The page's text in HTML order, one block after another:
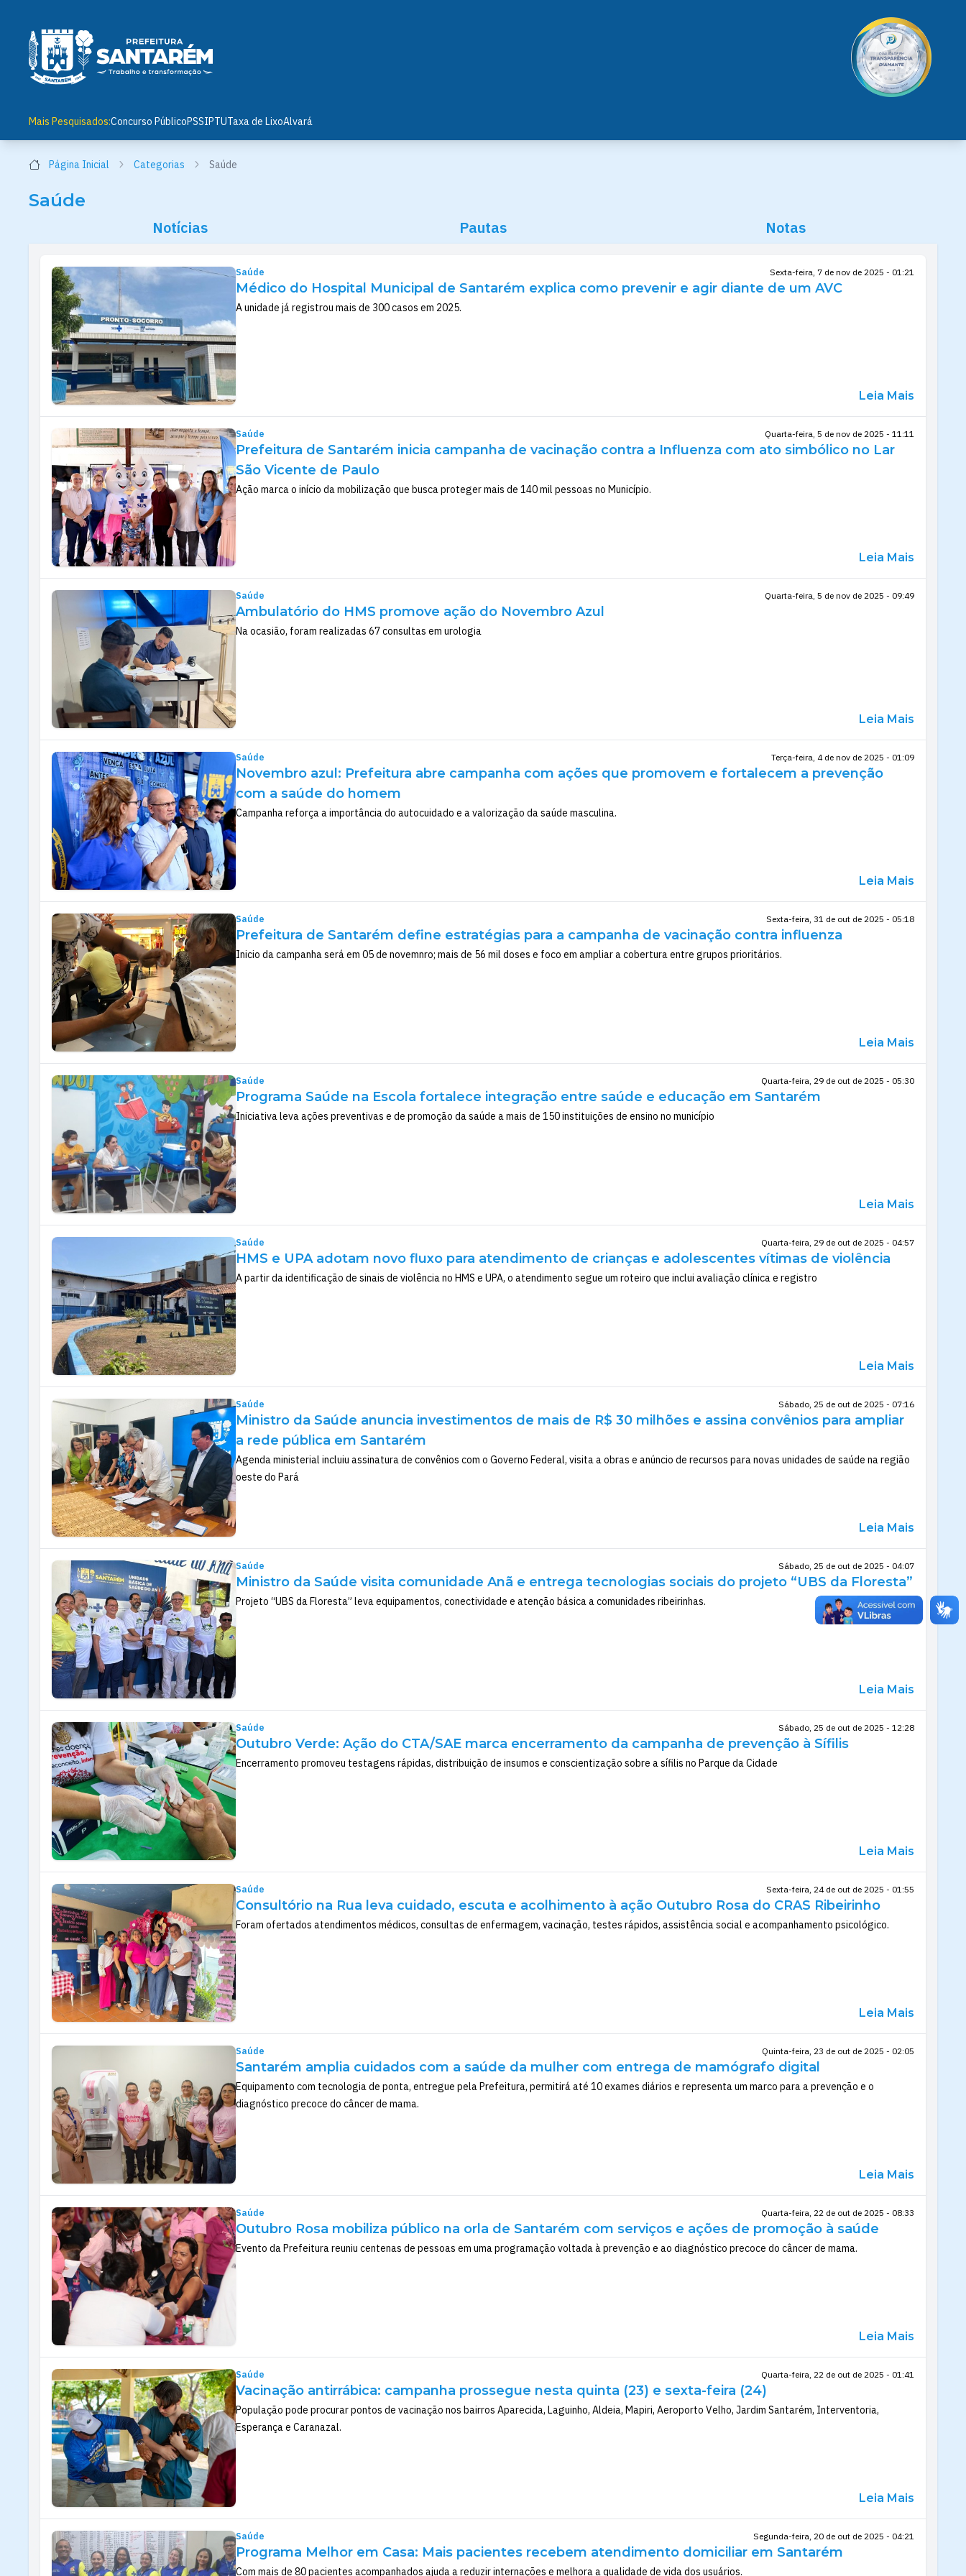
Mais Pesquisados:Concurso PúblicoPSSIPTUTaxa de LixoAlvará
Página Inicial Categorias Saúde
Saúde
Notícias Pautas Notas
Saúde Sexta-feira, 7 de nov de 2025 - 01:21
Médico do Hospital Municipal de Santarém explica como prevenir e agir diante de um AVC
A unidade já registrou mais de 300 casos em 2025.
Leia Mais
Saúde Quarta-feira, 5 de nov de 2025 - 11:11
Prefeitura de Santarém inicia campanha de vacinação contra a Influenza com ato simbólico no Lar
São Vicente de Paulo
Ação marca o início da mobilização que busca proteger mais de 140 mil pessoas no Município.
Leia Mais
Saúde Quarta-feira, 5 de nov de 2025 - 09:49
Ambulatório do HMS promove ação do Novembro Azul
Na ocasião, foram realizadas 67 consultas em urologia
Leia Mais
Saúde Terça-feira, 4 de nov de 2025 - 01:09
Novembro azul: Prefeitura abre campanha com ações que promovem e fortalecem a prevenção
com a saúde do homem
Campanha reforça a importância do autocuidado e a valorização da saúde masculina.
Leia Mais
Saúde Sexta-feira, 31 de out de 2025 - 05:18
Prefeitura de Santarém define estratégias para a campanha de vacinação contra influenza
Inicio da campanha será em 05 de novemnro; mais de 56 mil doses e foco em ampliar a cobertura entre grupos prioritários.
Leia Mais
Saúde Quarta-feira, 29 de out de 2025 - 05:30
Programa Saúde na Escola fortalece integração entre saúde e educação em Santarém
Iniciativa leva ações preventivas e de promoção da saúde a mais de 150 instituições de ensino no município
Leia Mais
Saúde Quarta-feira, 29 de out de 2025 - 04:57
HMS e UPA adotam novo fluxo para atendimento de crianças e adolescentes vítimas de violência
A partir da identificação de sinais de violência no HMS e UPA, o atendimento segue um roteiro que inclui avaliação clínica e registro
Leia Mais
Saúde Sábado, 25 de out de 2025 - 07:16
Ministro da Saúde anuncia investimentos de mais de R$ 30 milhões e assina convênios para ampliar
a rede pública em Santarém
Agenda ministerial incluiu assinatura de convênios com o Governo Federal, visita a obras e anúncio de recursos para novas unidades de saúde na região
oeste do Pará
Leia Mais
Saúde Sábado, 25 de out de 2025 - 04:07
Ministro da Saúde visita comunidade Anã e entrega tecnologias sociais do projeto “UBS da Floresta”
Projeto “UBS da Floresta” leva equipamentos, conectividade e atenção básica a comunidades ribeirinhas.
Leia Mais
Saúde Sábado, 25 de out de 2025 - 12:28
Outubro Verde: Ação do CTA/SAE marca encerramento da campanha de prevenção à Sífilis
Encerramento promoveu testagens rápidas, distribuição de insumos e conscientização sobre a sífilis no Parque da Cidade
Leia Mais
Saúde Sexta-feira, 24 de out de 2025 - 01:55
Consultório na Rua leva cuidado, escuta e acolhimento à ação Outubro Rosa do CRAS Ribeirinho
Foram ofertados atendimentos médicos, consultas de enfermagem, vacinação, testes rápidos, assistência social e acompanhamento psicológico.
Leia Mais
Saúde Quinta-feira, 23 de out de 2025 - 02:05
Santarém amplia cuidados com a saúde da mulher com entrega de mamógrafo digital
Equipamento com tecnologia de ponta, entregue pela Prefeitura, permitirá até 10 exames diários e representa um marco para a prevenção e o
diagnóstico precoce do câncer de mama.
Leia Mais
Saúde Quarta-feira, 22 de out de 2025 - 08:33
Outubro Rosa mobiliza público na orla de Santarém com serviços e ações de promoção à saúde
Evento da Prefeitura reuniu centenas de pessoas em uma programação voltada à prevenção e ao diagnóstico precoce do câncer de mama.
Leia Mais
Saúde Quarta-feira, 22 de out de 2025 - 01:41
Vacinação antirrábica: campanha prossegue nesta quinta (23) e sexta-feira (24)
População pode procurar pontos de vacinação nos bairros Aparecida, Laguinho, Aldeia, Mapiri, Aeroporto Velho, Jardim Santarém, Interventoria,
Esperança e Caranazal.
Leia Mais
Saúde Segunda-feira, 20 de out de 2025 - 04:21
Programa Melhor em Casa: Mais pacientes recebem atendimento domiciliar em Santarém
Com mais de 80 pacientes acompanhados ajuda a reduzir internações e melhora a qualidade de vida dos usuários.